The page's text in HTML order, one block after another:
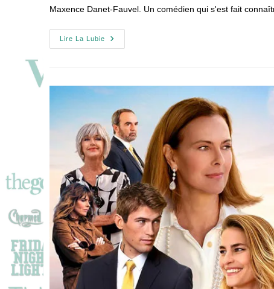
Maxence Danet-Fauvel. Un comédien qui s'est fait
Lire La Lubie
[VIDEO]
Interview